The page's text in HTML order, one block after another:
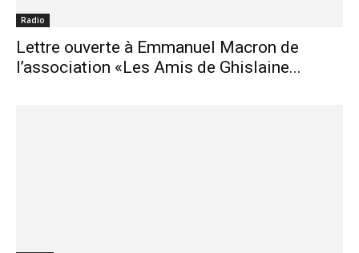
Radio
Lettre ouverte à Emmanuel Macron de
l’association «Les Amis de Ghislaine...